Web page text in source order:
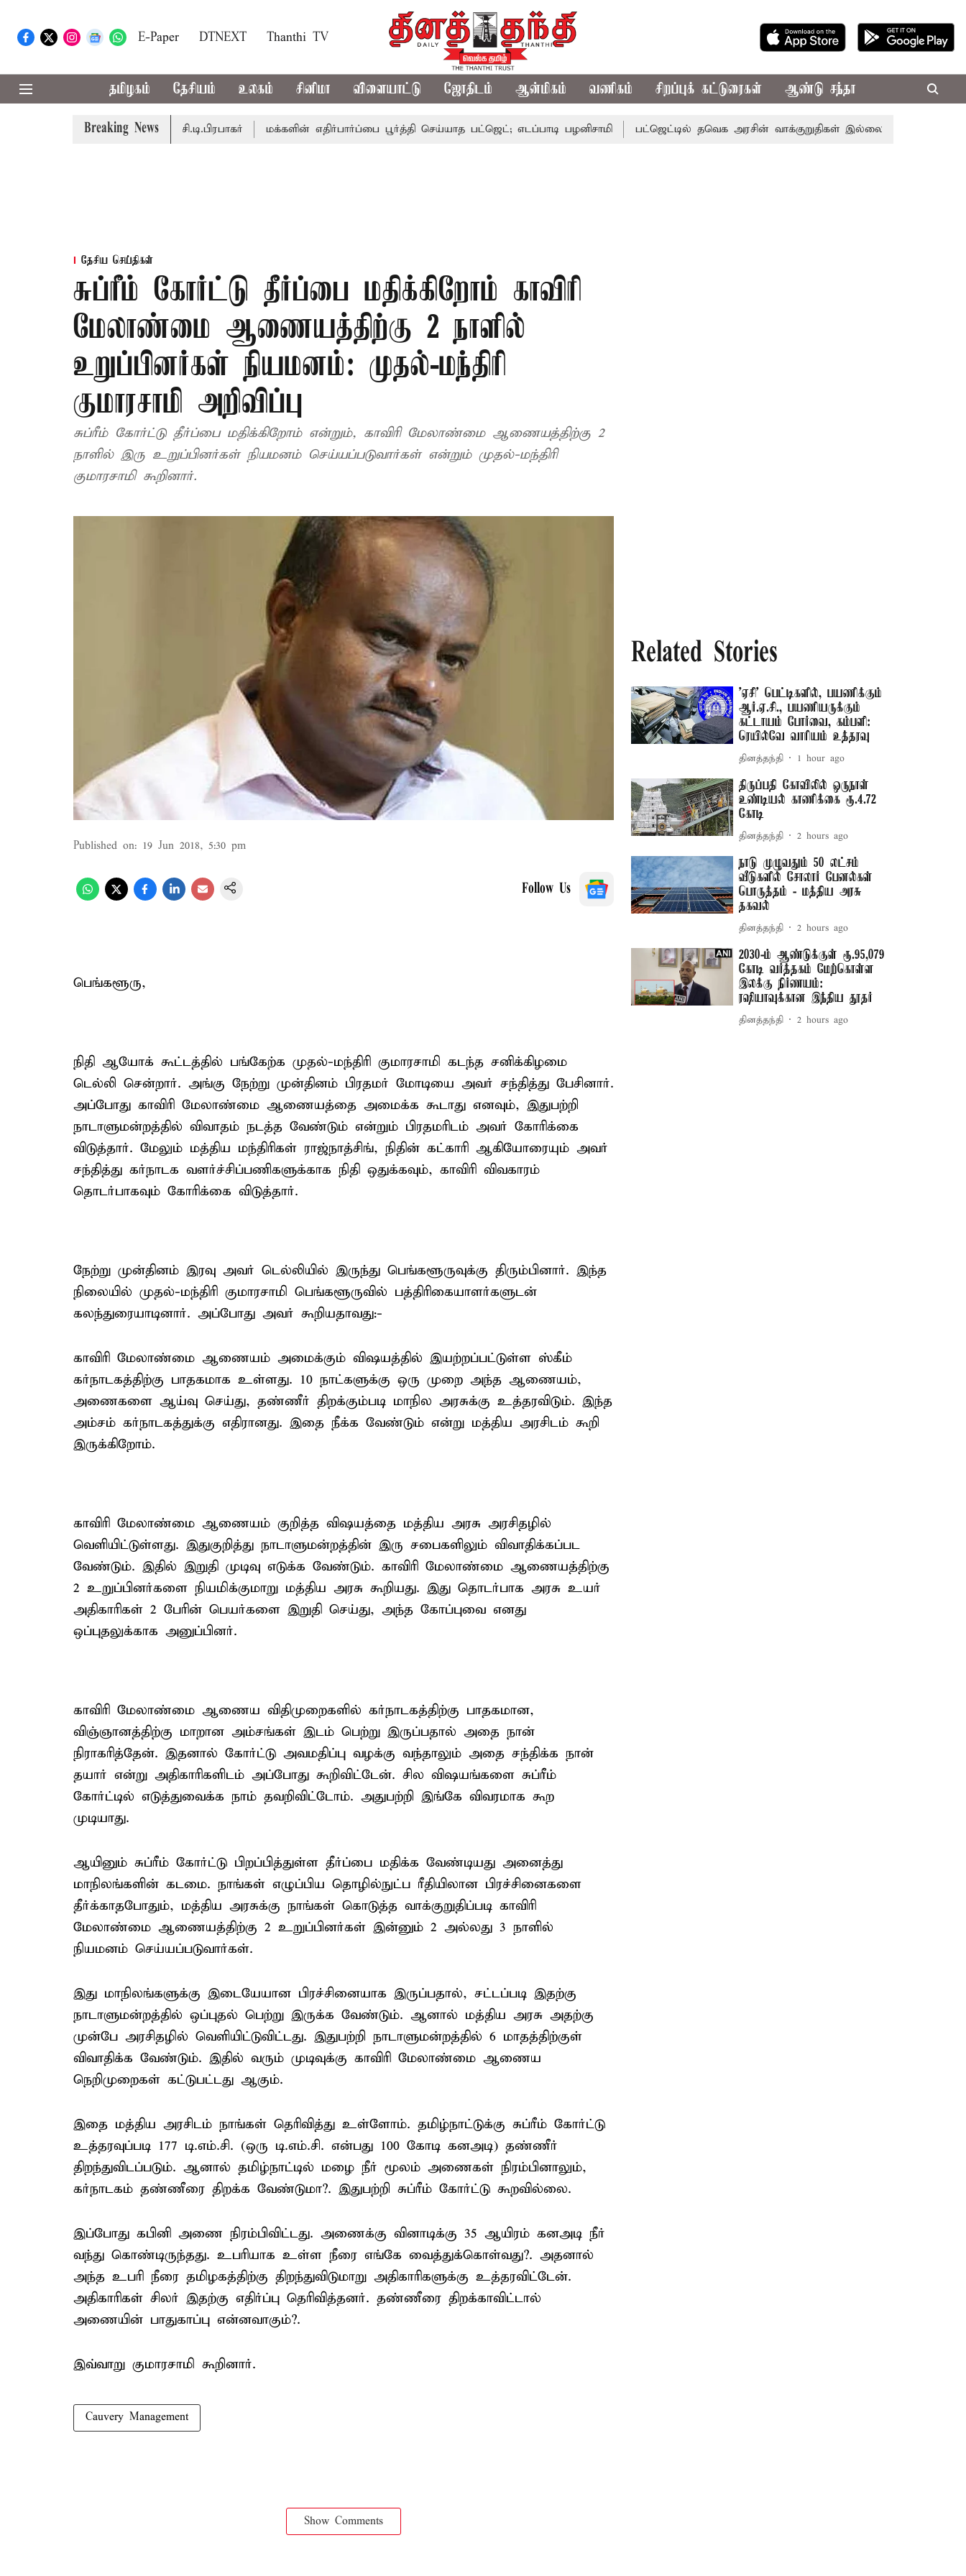
E-Paper DTNEXT Thanthi TV
தமிழகம் தேசியம் உலகம் சினிமா விளையாட்டு ஜோதிடம் ஆன்மிகம் வணிகம் சிறப்புக் கட்டுரைகள் ஆண்டு சந்தா
Breaking News
- சபாநாயகர் ஜே.சி.டி.பிரபாகர் மக்களின் எதிர்பார்ப்பை பூர்த்தி செய்யாத பட்ஜெட்; எடப்பாடி பழனிசாமி பட்ஜெட்டில் தவெக அரசின் வாக்குறுதிகள் இல்லை - எடப்பாடி பழனிசாமி
தேசிய செய்திகள்
சுப்ரீம் கோர்ட்டு தீர்ப்பை மதிக்கிறோம் காவிரி
மேலாண்மை ஆணையத்திற்கு 2 நாளில்
உறுப்பினர்கள் நியமனம்: முதல்-மந்திரி
குமாரசாமி அறிவிப்பு
சுப்ரீம் கோர்ட்டு தீர்ப்பை மதிக்கிறோம் என்றும், காவிரி மேலாண்மை ஆணையத்திற்கு 2
நாளில் இரு உறுப்பினர்கள் நியமனம் செய்யப்படுவார்கள் என்றும் முதல்-மந்திரி
குமாரசாமி கூறினார்.
Published on: 19 Jun 2018, 5:30 pm
Follow Us
பெங்களூரு,
நிதி ஆயோக் கூட்டத்தில் பங்கேற்க முதல்-மந்திரி குமாரசாமி கடந்த சனிக்கிழமை
டெல்லி சென்றார். அங்கு நேற்று முன்தினம் பிரதமர் மோடியை அவர் சந்தித்து பேசினார்.
அப்போது காவிரி மேலாண்மை ஆணையத்தை அமைக்க கூடாது எனவும், இதுபற்றி
நாடாளுமன்றத்தில் விவாதம் நடத்த வேண்டும் என்றும் பிரதமரிடம் அவர் கோரிக்கை
விடுத்தார். மேலும் மத்திய மந்திரிகள் ராஜ்நாத்சிங், நிதின் கட்காரி ஆகியோரையும் அவர்
சந்தித்து கர்நாடக வளர்ச்சிப்பணிகளுக்காக நிதி ஒதுக்கவும், காவிரி விவகாரம்
தொடர்பாகவும் கோரிக்கை விடுத்தார்.
நேற்று முன்தினம் இரவு அவர் டெல்லியில் இருந்து பெங்களூருவுக்கு திரும்பினார். இந்த
நிலையில் முதல்-மந்திரி குமாரசாமி பெங்களூருவில் பத்திரிகையாளர்களுடன்
கலந்துரையாடினார். அப்போது அவர் கூறியதாவது:-
காவிரி மேலாண்மை ஆணையம் அமைக்கும் விஷயத்தில் இயற்றப்பட்டுள்ள ஸ்கீம்
கர்நாடகத்திற்கு பாதகமாக உள்ளது. 10 நாட்களுக்கு ஒரு முறை அந்த ஆணையம்,
அணைகளை ஆய்வு செய்து, தண்ணீர் திறக்கும்படி மாநில அரசுக்கு உத்தரவிடும். இந்த
அம்சம் கர்நாடகத்துக்கு எதிரானது. இதை நீக்க வேண்டும் என்று மத்திய அரசிடம் கூறி
இருக்கிறோம்.
காவிரி மேலாண்மை ஆணையம் குறித்த விஷயத்தை மத்திய அரசு அரசிதழில்
வெளியிட்டுள்ளது. இதுகுறித்து நாடாளுமன்றத்தின் இரு சபைகளிலும் விவாதிக்கப்பட
வேண்டும். இதில் இறுதி முடிவு எடுக்க வேண்டும். காவிரி மேலாண்மை ஆணையத்திற்கு
2 உறுப்பினர்களை நியமிக்குமாறு மத்திய அரசு கூறியது. இது தொடர்பாக அரசு உயர்
அதிகாரிகள் 2 பேரின் பெயர்களை இறுதி செய்து, அந்த கோப்புவை எனது
ஒப்புதலுக்காக அனுப்பினர்.
காவிரி மேலாண்மை ஆணைய விதிமுறைகளில் கர்நாடகத்திற்கு பாதகமான,
விஞ்ஞானத்திற்கு மாறான அம்சங்கள் இடம் பெற்று இருப்பதால் அதை நான்
நிராகரித்தேன். இதனால் கோர்ட்டு அவமதிப்பு வழக்கு வந்தாலும் அதை சந்திக்க நான்
தயார் என்று அதிகாரிகளிடம் அப்போது கூறிவிட்டேன். சில விஷயங்களை சுப்ரீம்
கோர்ட்டில் எடுத்துவைக்க நாம் தவறிவிட்டோம். அதுபற்றி இங்கே விவரமாக கூற
முடியாது.
ஆயினும் சுப்ரீம் கோர்ட்டு பிறப்பித்துள்ள தீர்ப்பை மதிக்க வேண்டியது அனைத்து
மாநிலங்களின் கடமை. நாங்கள் எழுப்பிய தொழில்நுட்ப ரீதியிலான பிரச்சினைகளை
தீர்க்காதபோதும், மத்திய அரசுக்கு நாங்கள் கொடுத்த வாக்குறுதிப்படி காவிரி
மேலாண்மை ஆணையத்திற்கு 2 உறுப்பினர்கள் இன்னும் 2 அல்லது 3 நாளில்
நியமனம் செய்யப்படுவார்கள்.
இது மாநிலங்களுக்கு இடையேயான பிரச்சினையாக இருப்பதால், சட்டப்படி இதற்கு
நாடாளுமன்றத்தில் ஒப்புதல் பெற்று இருக்க வேண்டும். ஆனால் மத்திய அரசு அதற்கு
முன்பே அரசிதழில் வெளியிட்டுவிட்டது. இதுபற்றி நாடாளுமன்றத்தில் 6 மாதத்திற்குள்
விவாதிக்க வேண்டும். இதில் வரும் முடிவுக்கு காவிரி மேலாண்மை ஆணைய
நெறிமுறைகள் கட்டுபட்டது ஆகும்.
இதை மத்திய அரசிடம் நாங்கள் தெரிவித்து உள்ளோம். தமிழ்நாட்டுக்கு சுப்ரீம் கோர்ட்டு
உத்தரவுப்படி 177 டி.எம்.சி. (ஒரு டி.எம்.சி. என்பது 100 கோடி கனஅடி) தண்ணீர்
திறந்துவிடப்படும். ஆனால் தமிழ்நாட்டில் மழை நீர் மூலம் அணைகள் நிரம்பினாலும்,
கர்நாடகம் தண்ணீரை திறக்க வேண்டுமா?. இதுபற்றி சுப்ரீம் கோர்ட்டு கூறவில்லை.
இப்போது கபினி அணை நிரம்பிவிட்டது. அணைக்கு வினாடிக்கு 35 ஆயிரம் கனஅடி நீர்
வந்து கொண்டிருந்தது. உபரியாக உள்ள நீரை எங்கே வைத்துக்கொள்வது?. அதனால்
அந்த உபரி நீரை தமிழகத்திற்கு திறந்துவிடுமாறு அதிகாரிகளுக்கு உத்தரவிட்டேன்.
அதிகாரிகள் சிலர் இதற்கு எதிர்ப்பு தெரிவித்தனர். தண்ணீரை திறக்காவிட்டால்
அணையின் பாதுகாப்பு என்னவாகும்?.
இவ்வாறு குமாரசாமி கூறினார்.
Cauvery Management
Show Comments
Related Stories
'ஏசி' பெட்டிகளில், பயணிக்கும்
ஆர்.ஏ.சி., பயணியருக்கும்
கட்டாயம் போர்வை, கம்பளி:
ரெயில்வே வாரியம் உத்தரவு
தினத்தந்தி 1 hour ago
திருப்பதி கோவிலில் ஒருநாள்
உண்டியல் காணிக்கை ரூ.4.72
கோடி
தினத்தந்தி 2 hours ago
நாடு முழுவதும் 50 லட்சம்
வீடுகளில் சோலார் பேனல்கள்
பொருத்தம் - மத்திய அரசு
தகவல்
தினத்தந்தி 2 hours ago
2030-ம் ஆண்டுக்குள் ரூ.95,079
கோடி வர்த்தகம் மேற்கொள்ள
இலக்கு நிர்ணயம்:
ரஷியாவுக்கான இந்திய தூதர்
தினத்தந்தி 2 hours ago